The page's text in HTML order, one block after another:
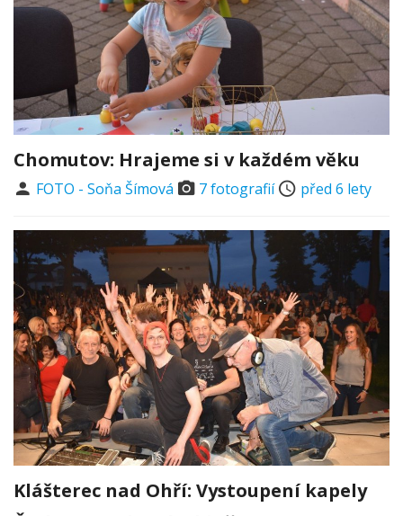
Chomutov: Hrajeme si v každém věku
FOTO - Soňa Šímová 7 fotografií před 6 lety
Klášterec nad Ohří: Vystoupení kapely